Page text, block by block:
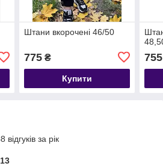
Штани вкорочені 46/50
775₴
Купити
755
за рік